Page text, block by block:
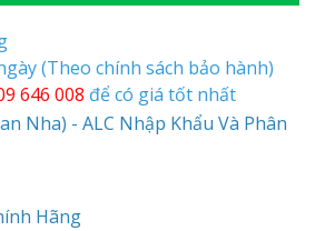
(Theo chính sách bảo hành)
646 008 để có giá tốt nhất
Nha) - ALC Nhập Khẩu Và Phân
Hãng